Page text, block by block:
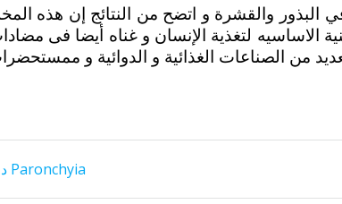
الاساسيه لتغذية الإنسان و غناه أيضا فى
داحس الظفر Paronchyia